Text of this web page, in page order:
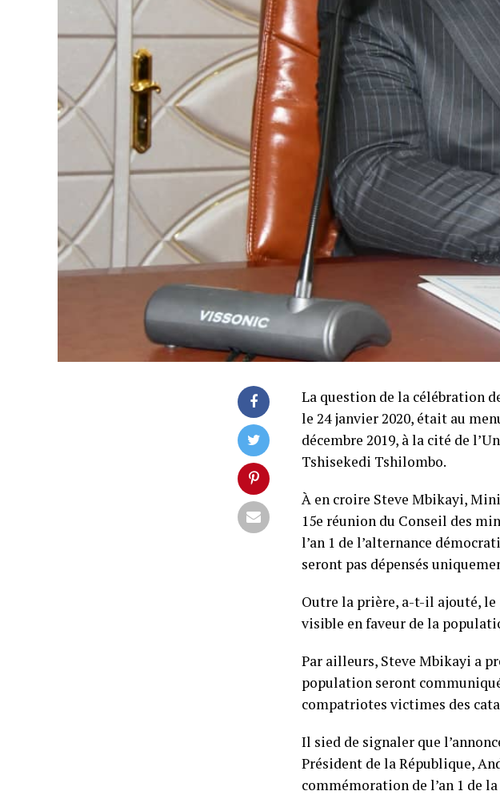
La question de la célébration
le 24 janvier 2020, était au
décembre 2019, à la cité de
Tshisekedi Tshilombo.
À en croire Steve Mbikayi,
15e réunion du Conseil des
l’an 1 de l’alternance
seront pas dépensés
Outre la prière, a-t-il ajouté, le
visible en faveur de la
Par ailleurs, Steve Mbikayi a
population seront
compatriotes victimes des
Il sied de signaler que
Président de la République,
commémoration de l’an 1 de